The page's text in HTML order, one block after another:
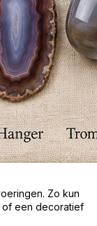
Zo kun
of een decoratief